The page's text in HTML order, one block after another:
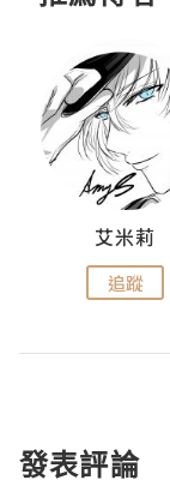
艾米莉
追蹤
發表評論